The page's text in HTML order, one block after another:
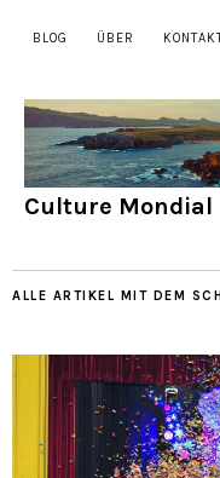
BLOG ÜBER
Culture Mondial
ALLE ARTIKEL MIT DEM